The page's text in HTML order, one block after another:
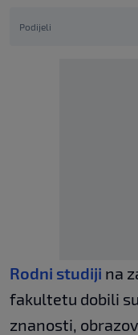
Podijeli
Rodni studiji na
fakultetu dobili
znanosti,